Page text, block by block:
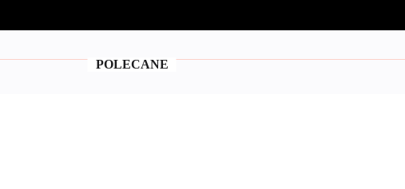
POLECANE